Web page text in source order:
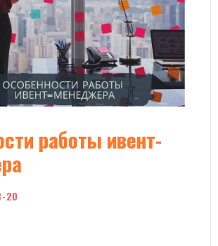
работы ивент-
20